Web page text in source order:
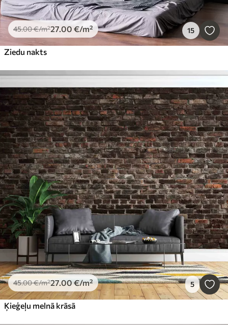
45.00€/m²27.00 €/m² 15
Ziedu nakts
45.00€/m²27.00 €/m² 5
Ķieģeļu melnā krāsā